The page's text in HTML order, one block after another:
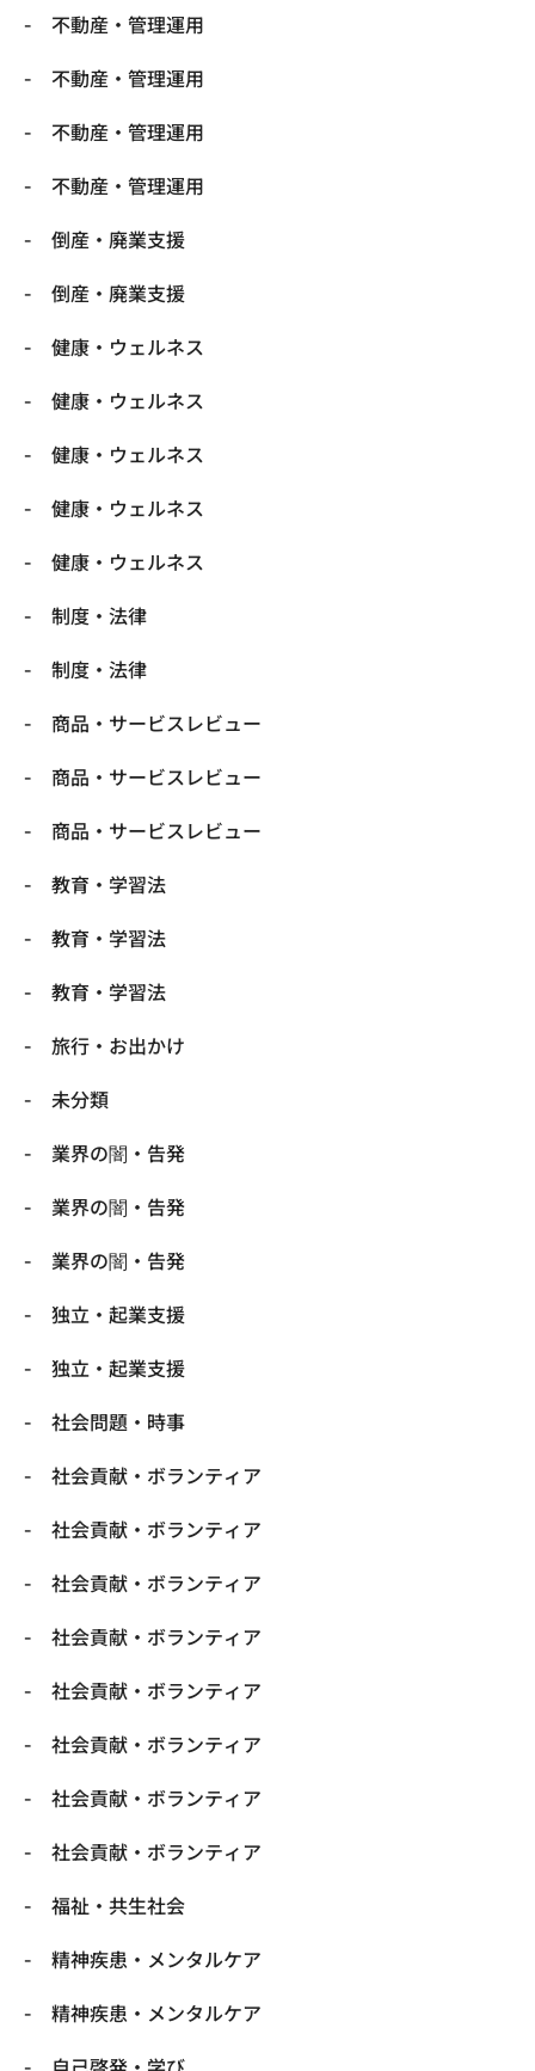
不動産・管理運用
不動産・管理運用
不動産・管理運用
不動産・管理運用
倒産・廃業支援
倒産・廃業支援
健康・ウェルネス
健康・ウェルネス
健康・ウェルネス
健康・ウェルネス
健康・ウェルネス
制度・法律
制度・法律
商品・サービスレビュー
商品・サービスレビュー
商品・サービスレビュー
教育・学習法
教育・学習法
教育・学習法
旅行・お出かけ
未分類
業界の闇・告発
業界の闇・告発
業界の闇・告発
独立・起業支援
独立・起業支援
社会問題・時事
社会貢献・ボランティア
社会貢献・ボランティア
社会貢献・ボランティア
社会貢献・ボランティア
社会貢献・ボランティア
社会貢献・ボランティア
社会貢献・ボランティア
社会貢献・ボランティア
福祉・共生社会
精神疾患・メンタルケア
精神疾患・メンタルケア